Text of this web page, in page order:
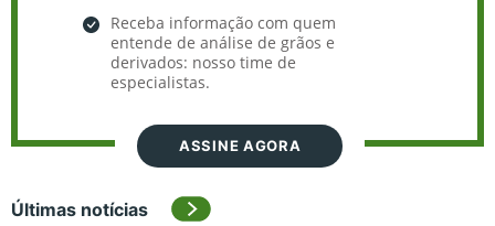
Receba informação com quem
entende de análise de grãos e
derivados: nosso time de
especialistas.
ASSINE AGORA
Últimas notícias